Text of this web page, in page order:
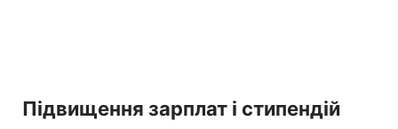
Підвищення зарплат і стипендій